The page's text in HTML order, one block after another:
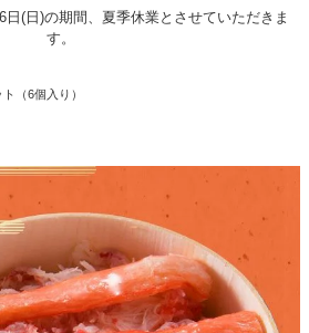
日(日)の期間、夏季休業とさせていただきま
す。
（6個入り）